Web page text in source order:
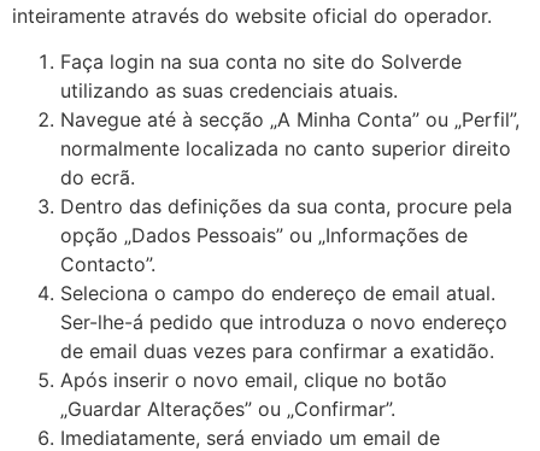
inteiramente através do website oficial do operador.
Faça login na sua conta no site do Solverde
utilizando as suas credenciais atuais.
Navegue até à secção „A Minha Conta” ou „Perfil”,
normalmente localizada no canto superior direito
do ecrã.
Dentro das definições da sua conta, procure pela
opção „Dados Pessoais” ou „Informações de
Contacto”.
Seleciona o campo do endereço de email atual.
Ser-lhe-á pedido que introduza o novo endereço
de email duas vezes para confirmar a exatidão.
Após inserir o novo email, clique no botão
„Guardar Alterações” ou „Confirmar”.
Imediatamente, será enviado um email de